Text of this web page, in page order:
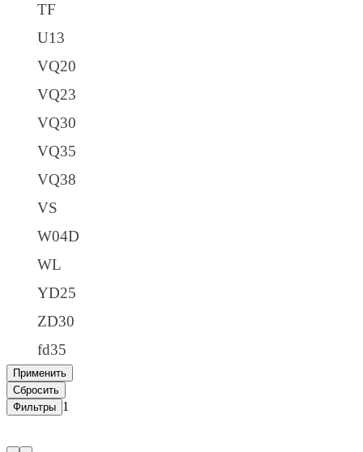
TF
U13
VQ20
VQ23
VQ30
VQ35
VQ38
VS
W04D
WL
YD25
ZD30
fd35
1